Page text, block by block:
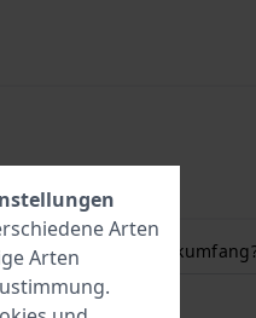
meinen
Arten
Arten